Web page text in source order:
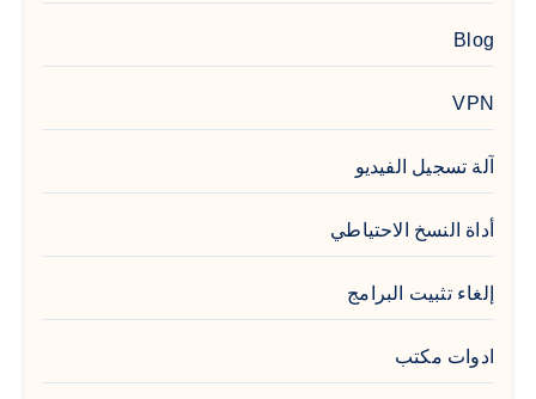
Blog
VPN
آلة تسجيل الفيديو
أداة النسخ الاحتياطي
إلغاء تثبيت البرامج
ادوات مكتب